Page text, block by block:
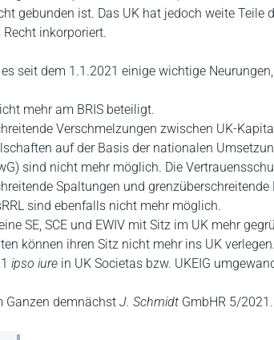
gebunden ist. Das UK hat jedoch weite Teile
inkorporiert.
seit dem 1.1.2021 einige wichtige
mehr am BRIS beteiligt.
Verschmelzungen zwischen UK-
auf der Basis der nationalen
sind nicht mehr möglich. Die
Spaltungen und
sind ebenfalls nicht mehr möglich.
SE, SCE und EWIV mit Sitz im UK mehr
können ihren Sitz nicht mehr ins UK
ipso iure in UK Societas bzw. UKEIG
Ganzen demnächst J. Schmidt GmbHR 5/2021.